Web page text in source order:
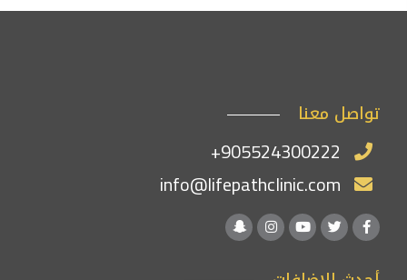
تواصل معنا
+905524300222
info@lifepathclinic.com